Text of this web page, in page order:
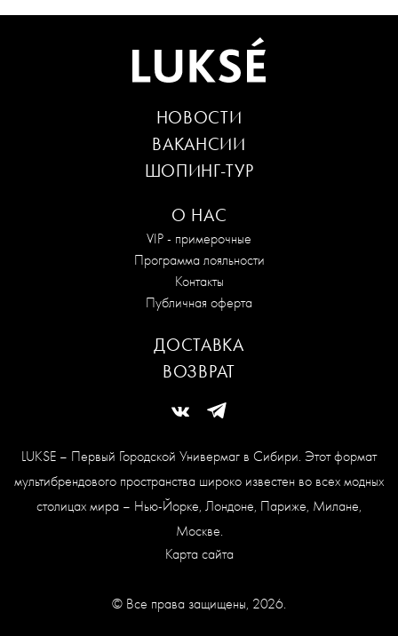
LUKSE – Первый Городской Универмаг в Сибири. Этот формат
мультибрендового пространства широко известен во всех модных
столицах мира – Нью-Йорке, Лондоне, Париже, Милане,
Москве.
Карта сайта
© Все права защищены, 2026.
О НАС
VIP - примерочные
Программа лояльности
Контакты
Публичная оферта
НОВОСТИ
ВАКАНСИИ
ШОПИНГ-ТУР
ДОСТАВКА
ВОЗВРАТ